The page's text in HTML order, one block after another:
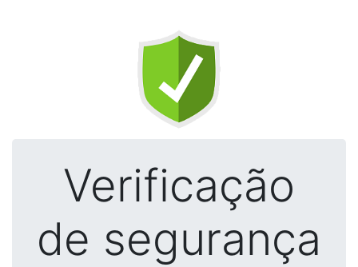
Verificação
de segurança